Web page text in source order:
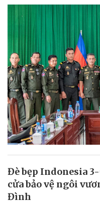
Đè bẹp Indonesia
cửa bảo vệ ngôi
Đình